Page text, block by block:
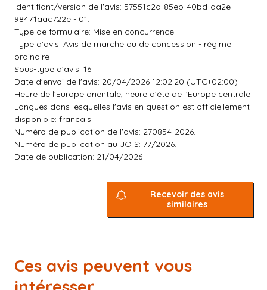
Identifiant/version de l'avis: 57551c2a-85eb-40bd-aa2e-
98471aac722e - 01.
Type de formulaire: Mise en concurrence
Type d'avis: Avis de marché ou de concession - régime
ordinaire
Sous-type d'avis: 16.
Date d'envoi de l'avis: 20/04/2026 12:02:20 (UTC+02:00)
Heure de l'Europe orientale, heure d'été de l'Europe centrale
Langues dans lesquelles l'avis en question est officiellement
disponible: francais
Numéro de publication de l'avis: 270854-2026.
Numéro de publication au JO S: 77/2026.
Date de publication: 21/04/2026
Recevoir des avis
similaires
Ces avis peuvent vous